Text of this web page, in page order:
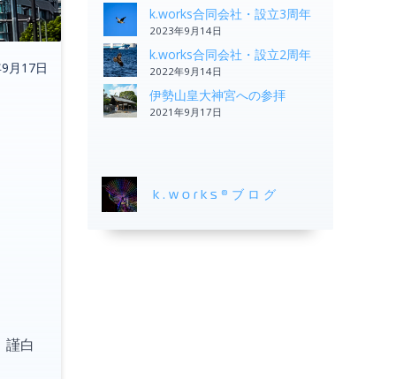
月17日
謹白
k.works合同会社・設立3周年
2023年9月14日
k.works合同会社・設立2周年
2022年9月14日
伊勢山皇大神宮への参拝
2021年9月17日
k.works®ブログ